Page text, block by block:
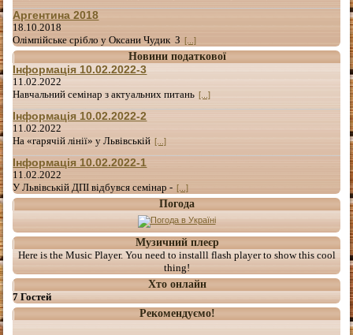
Аргентина 2018
18.10.2018
Олімпійське срібло у Оксани Чудик З [...]
Новини податкової
Інформація 10.02.2022-3
11.02.2022
Навчальний семінар з актуальних питань [...]
Інформація 10.02.2022-2
11.02.2022
На «гарячій лінії» у Львівській [...]
Інформація 10.02.2022-1
11.02.2022
У Львівській ДПІ відбувся семінар - [...]
Погода
Музичний плеєр
Here is the Music Player. You need to installl flash player to show this cool
thing!
Хто онлайн
7 Гостей
Рекомендуємо!